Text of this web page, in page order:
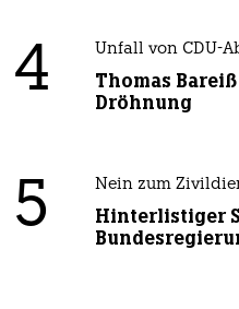
4 Unfall von CDU-
Thomas
Dröhnung
5 Nein zum
Hinterlistiger